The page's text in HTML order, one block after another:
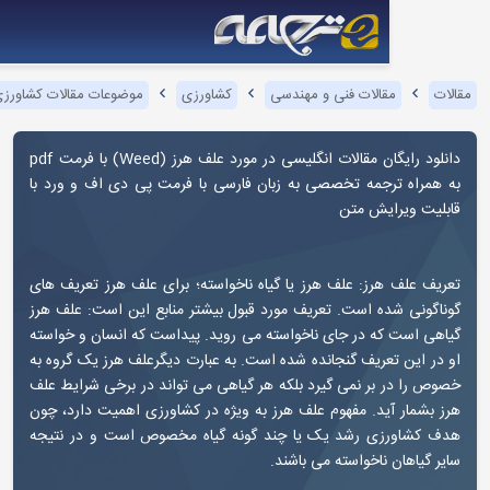
فنی و مهندسی کشاورزی موضوعات مقالات کشاورزی علف هرز
مقالات انگلیسی در مورد علف هرز (Weed
) با فرمت pdf
تخصصی به زبان فارسی با فرمت پی دی اف و ورد با
متن
علف هرز یا گیاه ناخواسته؛ برای علف هرز تعریف های
است. تعریف مورد قبول بیشتر منابع این است: علف هرز
در جای ناخواسته می روید. پیداست که انسان و خواسته
گنجانده شده است. به عبارت دیگرعلف هرز یک گروه به
نمی گیرد بلکه هر گیاهی می تواند در برخی شرایط علف
مفهوم علف هرز به ویژه در کشاورزی اهمیت دارد، چون
رشد یک یا چند گونه گیاه مخصوص است و در نتیجه
می باشند.